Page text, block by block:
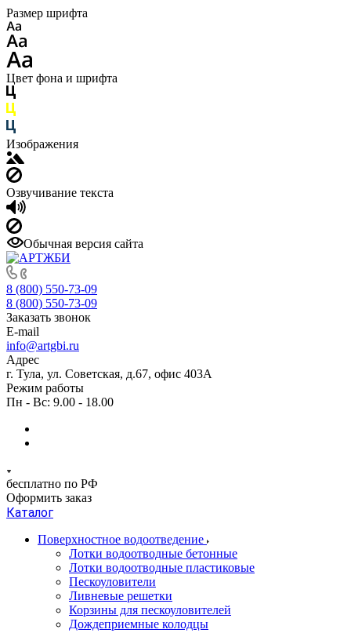
Размер шрифта
Цвет фона и шрифта
Изображения
Озвучивание текста
Обычная версия сайта
8 (800) 550-73-09
8 (800) 550-73-09
Заказать звонок
E-mail
info@artgbi.ru
Адрес
г. Тула, ул. Советская, д.67, офис 403А
Режим работы
Пн - Вс: 9.00 - 18.00
бесплатно по РФ
Оформить заказ
Каталог
Поверхностное водоотведение
Лотки водоотводные бетонные
Лотки водоотводные пластиковые
Пескоуловители
Ливневые решетки
Корзины для пескоуловителей
Дождеприемные колодцы